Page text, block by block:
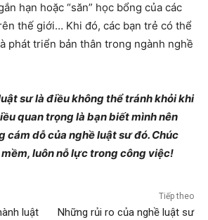
hạn hoặc “săn” học bổng của các
thế giới… Khi đó, các bạn trẻ có thể
phát triển bản thân trong ngành nghề
sư là điều không thể tránh khỏi khi
quan trọng là bạn biết mình nên
cám dỗ của nghề luật sư đó. Chúc
luôn nỗ lực trong công việc!
luật
Tiếp theo
Những rủi ro của nghề luật sư